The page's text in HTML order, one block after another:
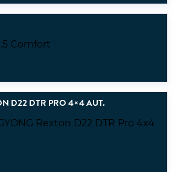
D22 DTR PRO 4×4 AUT.